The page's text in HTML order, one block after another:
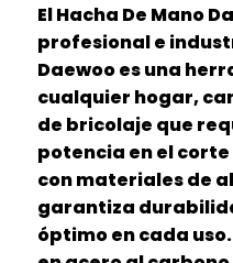
El Hacha De Mano
profesional e
Daewoo es una
cualquier hogar,
de bricolaje que
potencia en el
con materiales de
garantiza
óptimo en cada